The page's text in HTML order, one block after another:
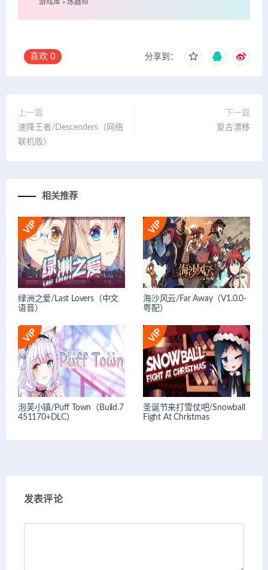
游戏库 » 炼器师
喜欢 0 分享到：
上一篇
速降王者/Descenders（网络
联机版）
下一篇
复古漂移
相关推荐
绿洲之爱/Last Lovers（中文
语音）
海沙风云/Far Away（V1.0.0-
粤配）
泡芙小镇/Puff Town（Build.7
451170+DLC）
圣诞节来打雪仗吧/Snowball
Fight At Christmas
发表评论